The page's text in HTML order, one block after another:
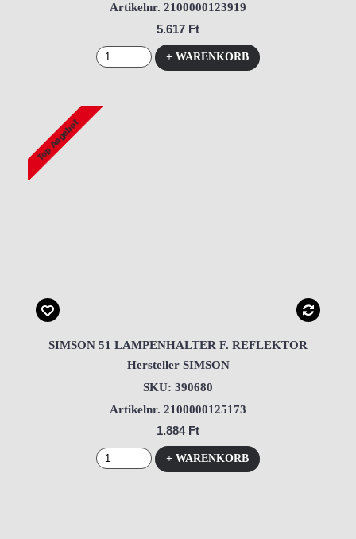
Artikelnr. 2100000123919
5.617 Ft
+ WARENKORB
SIMSON 51 LAMPENHALTER F. REFLEKTOR
Hersteller SIMSON
SKU: 390680
Artikelnr. 2100000125173
1.884 Ft
+ WARENKORB